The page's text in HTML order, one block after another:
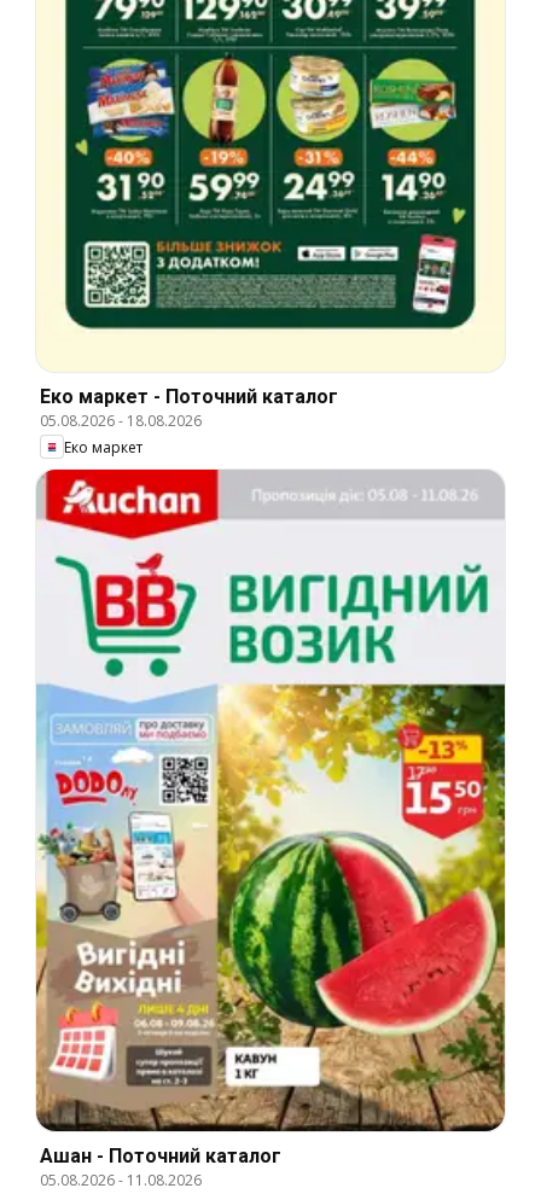
Еко маркет - Поточний каталог
05.08.2026- 18.08.2026
Еко маркет
Ашан - Поточний каталог
05.08.2026- 11.08.2026